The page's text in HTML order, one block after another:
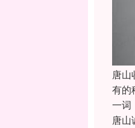
唐山
有的
一词
唐山